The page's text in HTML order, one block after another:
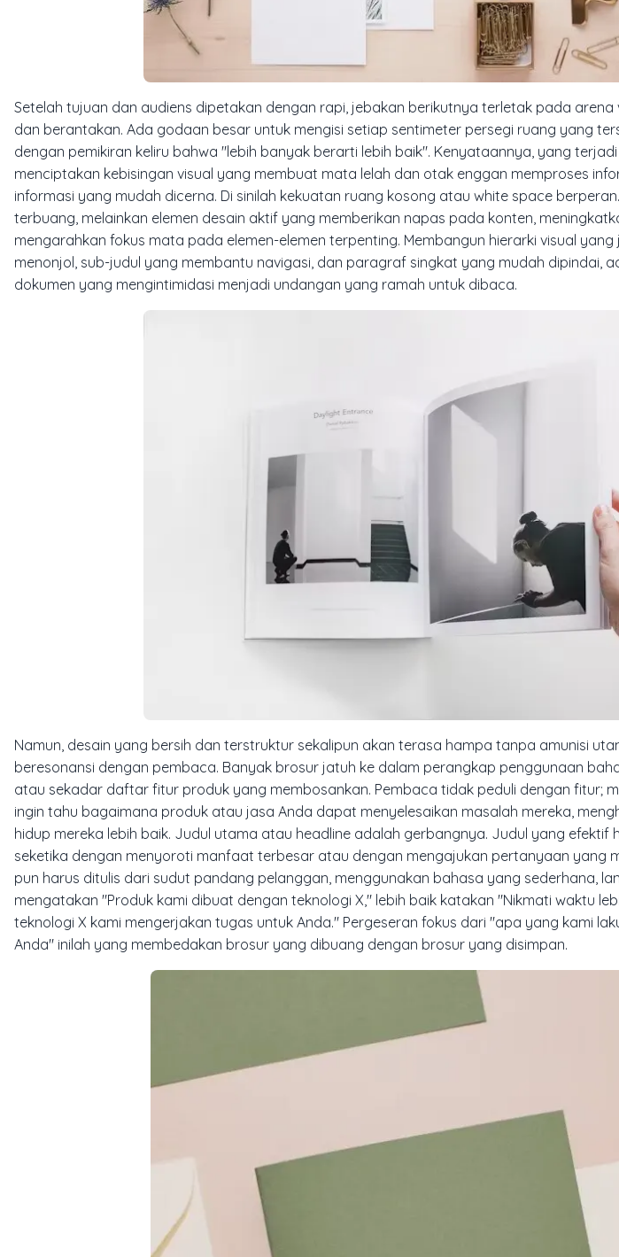
Setelah tujuan dan audiens dipetakan dengan rapi, jebakan berikutnya terletak pada arena
dan berantakan. Ada godaan besar untuk mengisi setiap sentimeter persegi ruang yang
dengan pemikiran keliru bahwa "lebih banyak berarti lebih baik". Kenyataannya, yang
menciptakan kebisingan visual yang membuat mata lelah dan otak enggan memproses
informasi yang mudah dicerna. Di sinilah kekuatan ruang kosong atau white space
terbuang, melainkan elemen desain aktif yang memberikan napas pada konten,
mengarahkan fokus mata pada elemen-elemen terpenting. Membangun hierarki visual
menonjol, sub-judul yang membantu navigasi, dan paragraf singkat yang mudah dipindai,
dokumen yang mengintimidasi menjadi undangan yang ramah untuk dibaca.
Namun, desain yang bersih dan terstruktur sekalipun akan terasa hampa tanpa amunisi
beresonansi dengan pembaca. Banyak brosur jatuh ke dalam perangkap penggunaan
atau sekadar daftar fitur produk yang membosankan. Pembaca tidak peduli dengan fitur;
ingin tahu bagaimana produk atau jasa Anda dapat menyelesaikan masalah mereka,
hidup mereka lebih baik. Judul utama atau headline adalah gerbangnya. Judul yang efektif
seketika dengan menyoroti manfaat terbesar atau dengan mengajukan pertanyaan yang
pun harus ditulis dari sudut pandang pelanggan, menggunakan bahasa yang sederhana,
mengatakan "Produk kami dibuat dengan teknologi X," lebih baik katakan "Nikmati waktu
teknologi X kami mengerjakan tugas untuk Anda." Pergeseran fokus dari "apa yang kami
Anda" inilah yang membedakan brosur yang dibuang dengan brosur yang disimpan.